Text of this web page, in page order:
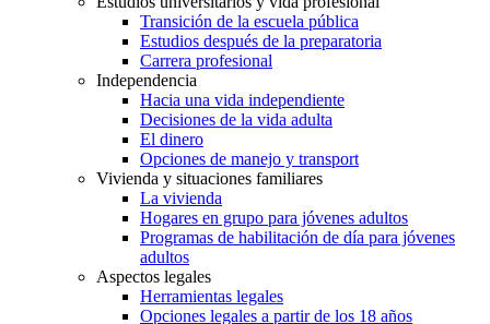
Transición de la escuela pública
Estudios después de la preparatoria
Carrera profesional
Independencia
Hacia una vida independiente
Decisiones de la vida adulta
El dinero
Opciones de manejo y transport
Vivienda y situaciones familiares
La vivienda
Hogares en grupo para jóvenes adultos
Programas de habilitación de día para jóvenes
adultos
Aspectos legales
Herramientas legales
Opciones legales a partir de los 18 años